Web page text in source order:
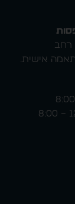
רחב
אישית.